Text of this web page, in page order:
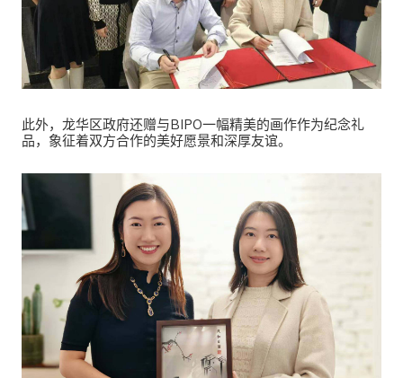
此外，龙华区政府还赠与BIPO一幅精美的画作作为纪念礼
品，象征着双方合作的美好愿景和深厚友谊。